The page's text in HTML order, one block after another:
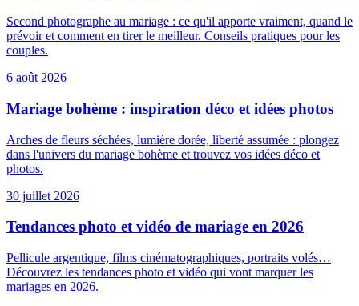
Second photographe au mariage : ce qu'il apporte vraiment, quand le
prévoir et comment en tirer le meilleur. Conseils pratiques pour les
couples.
6 août 2026
Mariage bohème : inspiration déco et idées photos
Arches de fleurs séchées, lumière dorée, liberté assumée : plongez
dans l'univers du mariage bohème et trouvez vos idées déco et
photos.
30 juillet 2026
Tendances photo et vidéo de mariage en 2026
Pellicule argentique, films cinématographiques, portraits volés…
Découvrez les tendances photo et vidéo qui vont marquer les
mariages en 2026.